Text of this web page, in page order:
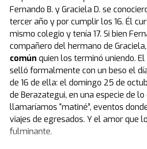
del Napoli, Corrado Ferlaino.
El proceso para que las llaves de
deportivo llegaran a las manos de
caótico.
Guillermo Coppola,
que convencer al mismísimo Enzo
negro un modelo que solo conocía el
gestionó la venta del coche en un
precio mayor al que había pagado
fin de reconciliar a Ferlaino con
historia estuvo presente en Buenos
Fernando B. y Graciela D. se
tercer año y por cumplir los 16. Él
mismo colegio y tenía 17. Si bien
compañero del hermano de
común quien los terminó uniendo.
selló formalmente con un beso el
de 16 de ella: el domingo 25 de
de Berazategui, en una especie de lo
llamaríamos “matiné”, eventos
viajes de egresados. Y el amor que
fulminante.